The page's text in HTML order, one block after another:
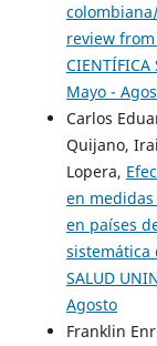
review
Mayo -
Carlos
Quijano,
Lopera,
en
en países
sistemática
SALUD
Agosto
Franklin